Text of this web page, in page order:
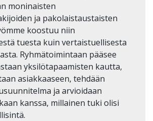
moninaisten
ja pakolaistaustaisten
koostuu niin
tuesta kuin vertaistuellisesta
Ryhmätoimintaan pääsee
yksilötapaamisten kautta,
asiakkaaseen, tehdään
ja arvioidaan
kanssa, millainen tuki olisi